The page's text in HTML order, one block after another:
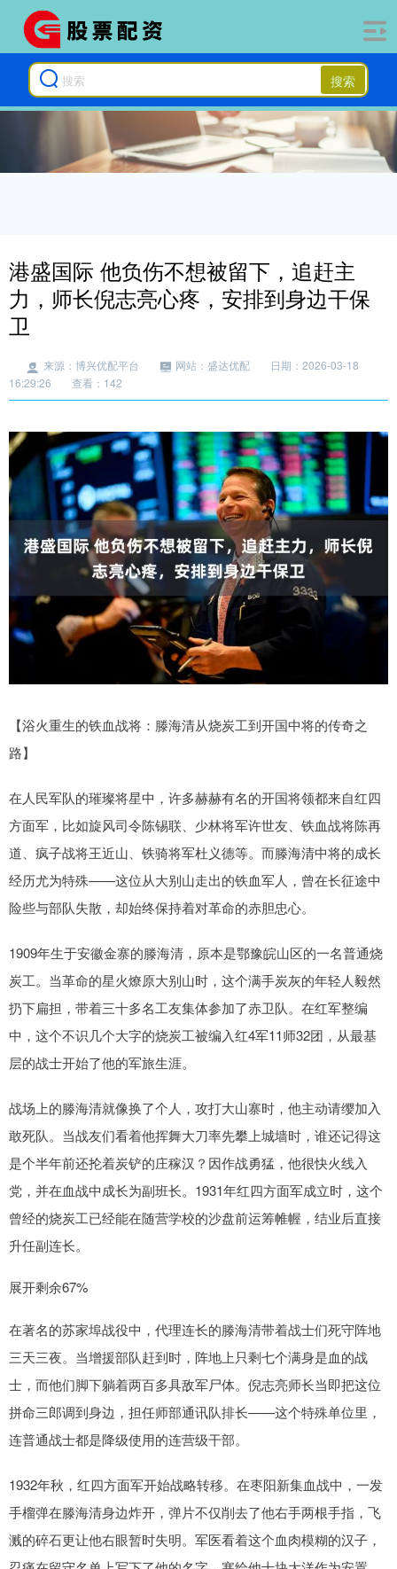
搜索
港盛国际 他负伤不想被留下，追赶主
力，师长倪志亮心疼，安排到身边干保
卫
来源：博兴优配平台 网站：盛达优配
日期：2026-03-18
16:29:26
查看：142
【浴火重生的铁血战将：滕海清从烧炭工到开国中将的传奇之
路】
在人民军队的璀璨将星中，许多赫赫有名的开国将领都来自红四
方面军，比如旋风司令陈锡联、少林将军许世友、铁血战将陈再
道、疯子战将王近山、铁骑将军杜义德等。而滕海清中将的成长
经历尤为特殊——这位从大别山走出的铁血军人，曾在长征途中
险些与部队失散，却始终保持着对革命的赤胆忠心。
1909年生于安徽金寨的滕海清，原本是鄂豫皖山区的一名普通烧
炭工。当革命的星火燎原大别山时，这个满手炭灰的年轻人毅然
扔下扁担，带着三十多名工友集体参加了赤卫队。在红军整编
中，这个不识几个大字的烧炭工被编入红4军11师32团，从最基
层的战士开始了他的军旅生涯。
战场上的滕海清就像换了个人，攻打大山寨时，他主动请缨加入
敢死队。当战友们看着他挥舞大刀率先攀上城墙时，谁还记得这
是个半年前还抡着炭铲的庄稼汉？因作战勇猛，他很快火线入
党，并在血战中成长为副班长。1931年红四方面军成立时，这个
曾经的烧炭工已经能在随营学校的沙盘前运筹帷幄，结业后直接
升任副连长。
展开剩余67%
在著名的苏家埠战役中，代理连长的滕海清带着战士们死守阵地
三天三夜。当增援部队赶到时，阵地上只剩七个满身是血的战
士，而他们脚下躺着两百多具敌军尸体。倪志亮师长当即把这位
拼命三郎调到身边，担任师部通讯队排长——这个特殊单位里，
连普通战士都是降级使用的连营级干部。
1932年秋，红四方面军开始战略转移。在枣阳新集血战中，一发
手榴弹在滕海清身边炸开，弹片不仅削去了他右手两根手指，飞
溅的碎石更让他右眼暂时失明。军医看着这个血肉模糊的汉子，